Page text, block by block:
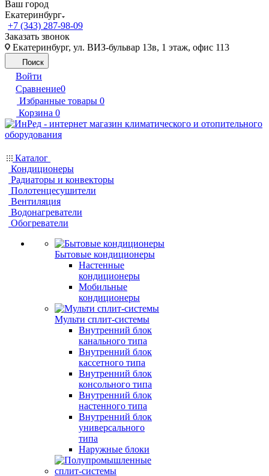
Ваш город
Екатеринбург
+7 (343) 287-98-09
Заказать звонок
Екатеринбург, ул. ВИЗ-бульвар 13в, 1 этаж, офис 113
Поиск
Войти
Сравнение0
Избранные товары 0
Корзина 0
Каталог
Кондиционеры
Радиаторы и конвекторы
Полотенцесушители
Вентиляция
Водонагреватели
Обогреватели
Бытовые кондиционеры
Настенные
кондиционеры
Мобильные
кондиционеры
Мульти сплит-системы
Внутренний блок
канального типа
Внутренний блок
кассетного типа
Внутренний блок
консольного типа
Внутренний блок
настенного типа
Внутренний блок
универсального
типа
Наружные блоки